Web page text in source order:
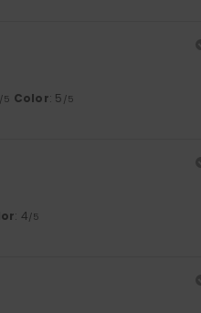
/5 Color: 5 /5
: 4/5